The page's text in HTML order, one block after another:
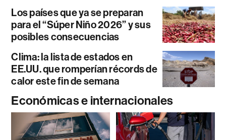
Los países que ya se preparan
para el “Súper Niño 2026” y sus
posibles consecuencias
Clima: la lista de estados en
EE.UU. que romperían récords de
calor este fin de semana
Económicas e internacionales